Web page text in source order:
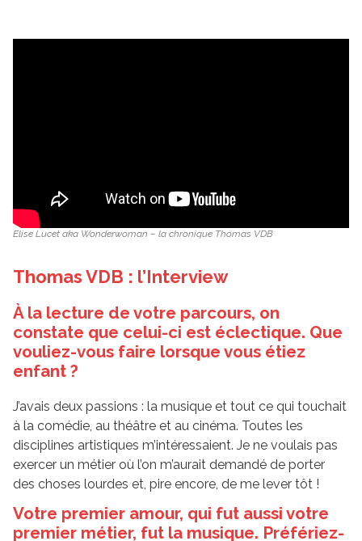
Elise Lucet aka Wonderwoman – la chronique Thomas VDB
Thomas VDB : l’Interview
À la lecture de votre parcours, on
constate que celui-ci est éclectique. Que
vouliez-vous faire lorsque vous étiez
enfant ?
J’avais deux passions : la musique et tout ce qui touchait
à la comédie, au théâtre et au cinéma. Toutes les
disciplines artistiques m’intéressaient. Je ne voulais pas
exercer un métier où l’on m’aurait demandé de porter
des choses lourdes et, pire encore, de me lever tôt !
Votre premier amour, qui fut aussi votre
premier métier, fut la musique. Préfériez-